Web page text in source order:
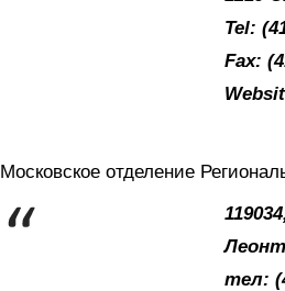
Tel:
Fax:
Московское отделение
тел: